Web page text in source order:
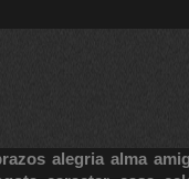
alegria alma